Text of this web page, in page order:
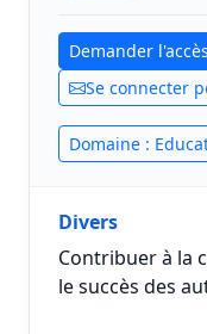
Demander
Se connecter
Domaine :
Divers
Contribuer à la
le succès des